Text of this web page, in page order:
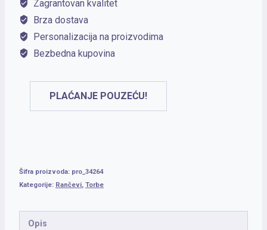
Zagrantovan kvalitet
Brza dostava
Personalizacija na proizvodima
Bezbedna kupovina
PLAĆANJE POUZEĆU!
Šifra proizvoda: pro_34264
Kategorije: Rančevi, Torbe
Opis